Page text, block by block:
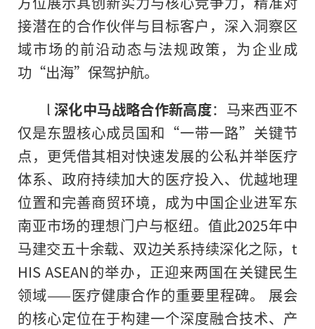
接潜在的合作伙伴与目标客户，深入洞察区
域市场的前沿动态与法规政策，为企业成
功“出海”保驾护航。
l 深化中马战略合作新高度：马来西亚不
仅是东盟核心成员国和“一带一路”关键节
点，更凭借其相对快速发展的公私并举医疗
体系、政府持续加大的医疗投入、优越地理
位置和完善商贸环境，成为中国企业进军东
南亚市场的理想门户与枢纽。值此2025年中
马建交五十余载、双边关系持续深化之际，t
HIS ASEAN的举办，正迎来两国在关键民生
领域——医疗健康合作的重要里程碑。 展会
的核心定位在于构建一个深度融合技术、产